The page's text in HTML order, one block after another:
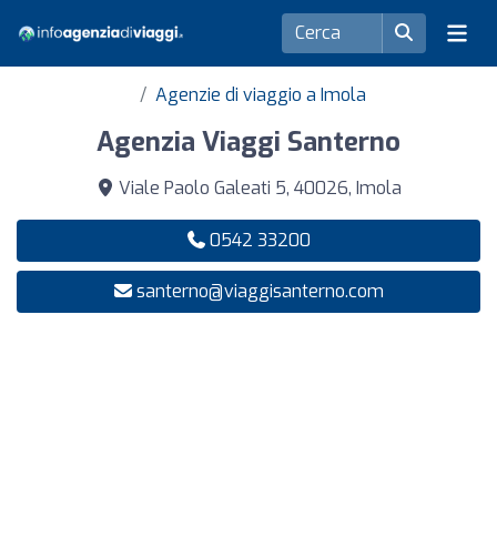
Agenzie di viaggio a Imola
Agenzia Viaggi Santerno
Viale Paolo Galeati 5, 40026, Imola
0542 33200
santerno@viaggisanterno.com